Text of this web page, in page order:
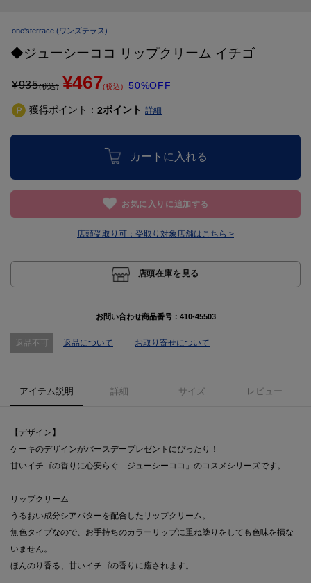
one'sterrace (ワンズテラス)
◆ジューシーココ リップクリーム イチゴ
¥935(税込) ¥467(税込) 50%OFF
獲得ポイント： 2ポイント 詳細
カートに入れる
お気に入りに追加する
店頭受取り可： 受取り対象店舗はこちら >
店頭在庫を見る
お問い合わせ商品番号： 410-45503
返品不可 返品について お取り寄せについて
アイテム説明 詳細 サイズ レビュー
【デザイン】
ケーキのデザインがバースデープレゼントにぴったり！
甘いイチゴの香りに心安らぐ「ジューシーココ」のコスメシリーズです。
リップクリーム
うるおい成分シアバターを配合したリップクリーム。
無色タイプなので、お手持ちのカラーリップに重ね塗りをしても色味を損な
いません。
ほんのり香る、甘いイチゴの香りに癒されます。